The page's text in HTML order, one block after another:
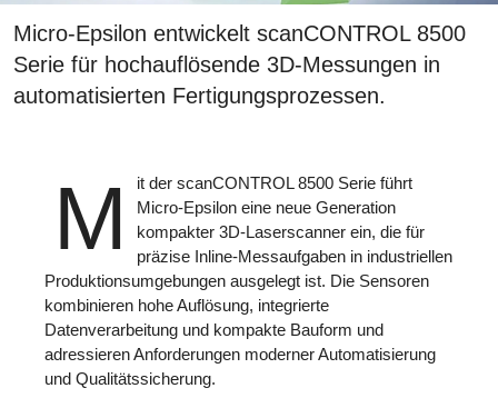
Micro-Epsilon entwickelt scanCONTROL 8500
Serie für hochauflösende 3D-Messungen in
automatisierten Fertigungsprozessen.
M
it der scanCONTROL 8500 Serie führt
Micro-Epsilon eine neue Generation
kompakter 3D-Laserscanner ein, die für
präzise Inline-Messaufgaben in industriellen
Produktionsumgebungen ausgelegt ist. Die Sensoren
kombinieren hohe Auflösung, integrierte
Datenverarbeitung und kompakte Bauform und
adressieren Anforderungen moderner Automatisierung
und Qualitätssicherung.